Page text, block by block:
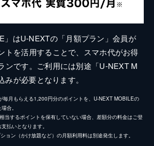
」はU-NEXTの「月額プラン」会員が
トを活用することで、スマホ代がお得
ンです。ご利用には別途「U-NEXT M
が必要となります。
毎月もらえる1,200円分のポイントを、U-NEXT MOBILEの
合。
当するポイントを保有していない場合、差額分の料金はご登
払いとなります。
ョン（かけ放題など）の月額利用料は別途発生します。